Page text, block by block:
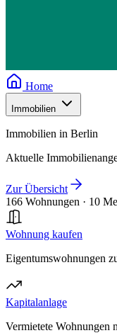
Home
Immobilien
Immobilien in Berlin
Aktuelle
Zur Übersicht
166 Wohnungen · 10
Wohnung kaufen
Eigentumswohnungen
Kapitalanlage
Vermietete Wohnungen